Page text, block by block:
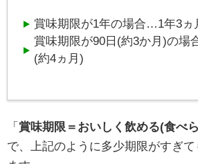
賞味期限が1年の場合…1年3ヵ
賞味期限が90日(約3か月)の場
(約4ヵ月)
「 賞味期限＝おいしく飲める(食べ
で、上記のように多少期限がすぎ